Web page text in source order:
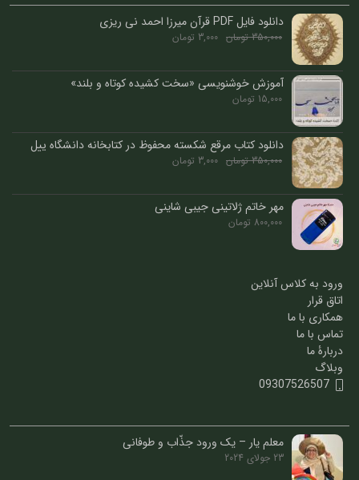
دانلود فایل PDF قرآن میرزا احمد نی ریزی
350,000 تومان 3,000 تومان
آموزش خوشنویسی «سخت کشیده کوتاه و بلند»
15,000 تومان
دانلود کتاب مرقع شکسته محفوظ در کتابخانه دانشگاه ییل
350,000 تومان 3,000 تومان
مهر خاتم ژلاتینی جیبی شاینی
800,000 تومان
ورود به کلاس آنلاین
اتاق قرار
همکاری با ما
تماس با ما
دربارۀ ما
وبلاگ
09307526507
معلم یار – یک ورود جذّاب و طوفانی
23 جولای 2024